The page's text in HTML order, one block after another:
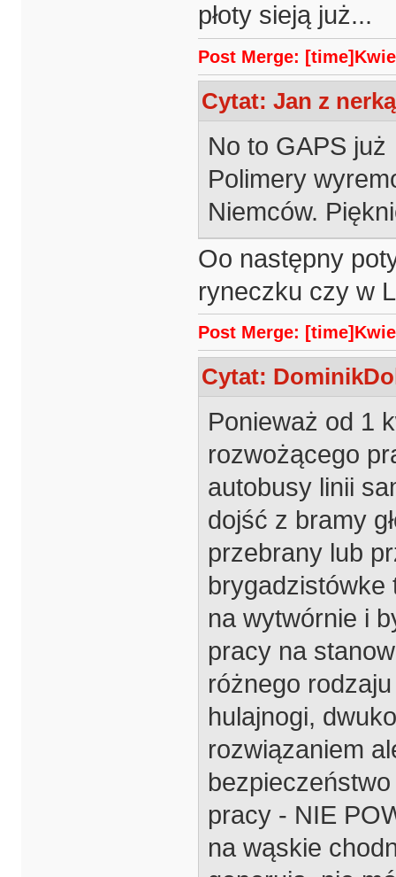
płoty sieją już...
Post Merge:
Cytat: Jan z
No to GAPS już
Polimery
Niemców.
Oo następny
ryneczku czy w
Post Merge:
Cytat:
Ponieważ od 1
rozwożącego
autobusy linii
dojść z bramy
przebrany lub
brygadzistówke
na wytwórnie i
pracy na
różnego
hulajnogi,
rozwiązaniem
pracy - NIE
na wąskie